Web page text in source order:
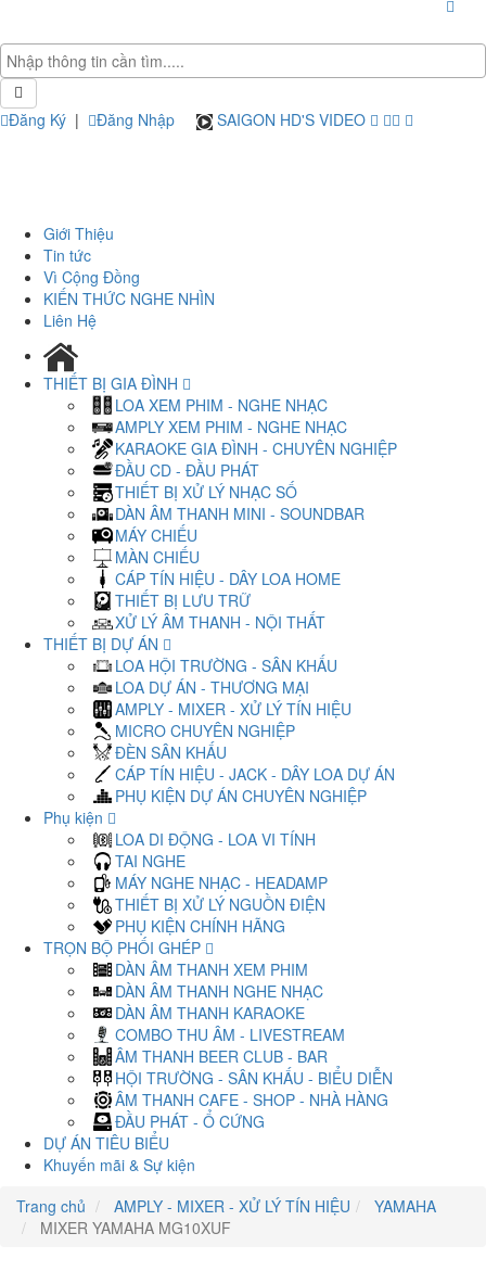
Đăng Ký | Đăng Nhập SAIGON HD'S VIDEO
Giới Thiệu
Tin tức
Vì Cộng Đồng
KIẾN THỨC NGHE NHÌN
Liên Hệ
THIẾT BỊ GIA ĐÌNH
LOA XEM PHIM - NGHE NHẠC
AMPLY XEM PHIM - NGHE NHẠC
KARAOKE GIA ĐÌNH - CHUYÊN NGHIỆP
ĐẦU CD - ĐẦU PHÁT
THIẾT BỊ XỬ LÝ NHẠC SỐ
DÀN ÂM THANH MINI - SOUNDBAR
MÁY CHIẾU
MÀN CHIẾU
CÁP TÍN HIỆU - DÂY LOA HOME
THIẾT BỊ LƯU TRỮ
XỬ LÝ ÂM THANH - NỘI THẤT
THIẾT BỊ DỰ ÁN
LOA HỘI TRƯỜNG - SÂN KHẤU
LOA DỰ ÁN - THƯƠNG MẠI
AMPLY - MIXER - XỬ LÝ TÍN HIỆU
MICRO CHUYÊN NGHIỆP
ĐÈN SÂN KHẤU
CÁP TÍN HIỆU - JACK - DÂY LOA DỰ ÁN
PHỤ KIỆN DỰ ÁN CHUYÊN NGHIỆP
Phụ kiện
LOA DI ĐỘNG - LOA VI TÍNH
TAI NGHE
MÁY NGHE NHẠC - HEADAMP
THIẾT BỊ XỬ LÝ NGUỒN ĐIỆN
PHỤ KIỆN CHÍNH HÃNG
TRỌN BỘ PHỐI GHÉP
DÀN ÂM THANH XEM PHIM
DÀN ÂM THANH NGHE NHẠC
DÀN ÂM THANH KARAOKE
COMBO THU ÂM - LIVESTREAM
ÂM THANH BEER CLUB - BAR
HỘI TRƯỜNG - SÂN KHẤU - BIỂU DIỄN
ÂM THANH CAFE - SHOP - NHÀ HÀNG
ĐẦU PHÁT - Ổ CỨNG
DỰ ÁN TIÊU BIỂU
Khuyến mãi & Sự kiện
Trang chủ
AMPLY - MIXER - XỬ LÝ TÍN HIỆU
YAMAHA
MIXER YAMAHA MG10XUF